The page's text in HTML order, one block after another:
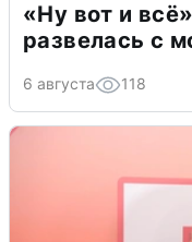
«Ну вот и
развелась с
6 августа 118